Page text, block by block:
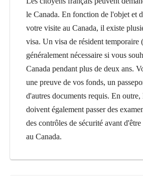
le Canada. En fonction de l'objet et
votre visite au Canada, il existe
visa. Un visa de résident temporaire
généralement nécessaire si vous
Canada pendant plus de deux ans.
une preuve de vos fonds, un
d'autres documents requis. En outre,
doivent également passer des
des contrôles de sécurité avant
au Canada.